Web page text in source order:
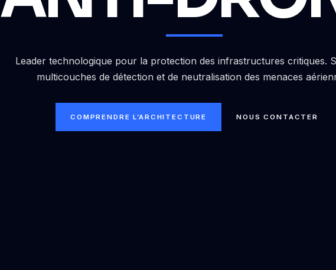
Leader technologique pour la protection des infrastructures critiques.
multicouches de détection et de neutralisation des menaces
COMPRENDRE L’ARCHITECTURE NOUS CONTACTER